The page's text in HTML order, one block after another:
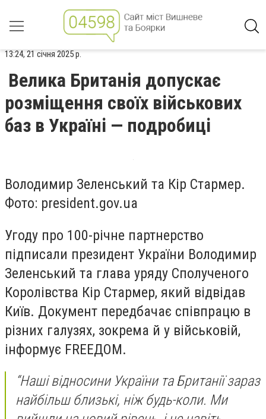
13:24, 21 січня 2025 р.
Велика Британія допускає
розміщення своїх військових
баз в Україні — подробиці
Володимир Зеленський та Кір Стармер.
Фото: president.gov.ua
Угоду про 100-річне партнерство
підписали президент України Володимир
Зеленський та глава уряду Сполученого
Королівства Кір Стармер, який відвідав
Київ. Документ передбачає співпрацю в
різних галузях, зокрема й у військовій,
інформує FREEДОМ.
“Наші відносини України та Британії зараз
найбільш близькі, ніж будь-коли. Ми